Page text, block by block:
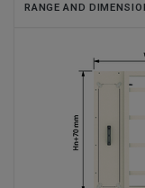
RANGE AND